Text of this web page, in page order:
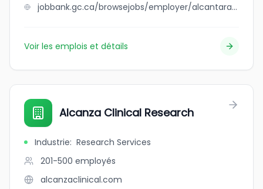
jobbank.gc.ca/browsejobs/employer/alcantara+homecare+services/ca
Voir les emplois et détails
Alcanza Clinical Research
Industrie: Research Services
201-500 employés
alcanzaclinical.com